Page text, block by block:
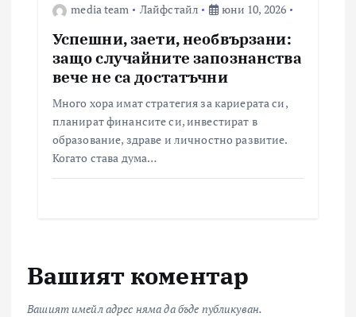
media team Лайфстайл юни 10, 2026
Успешни, заети, необвързани:
защо случайните запознанства
вече не са достатъчни
Много хора имат стратегия за кариерата си,
планират финансите си, инвестират в
образование, здраве и личностно развитие.
Когато става дума…
Вашият коментар
Вашият имейл адрес няма да бъде публикуван.